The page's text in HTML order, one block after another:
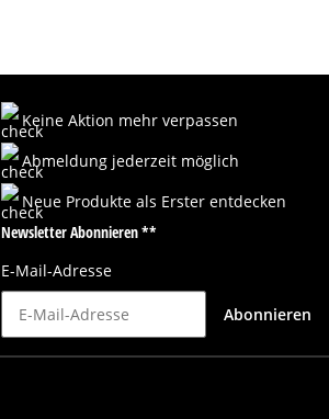
Keine Aktion mehr verpassen
Abmeldung jederzeit möglich
Neue Produkte als Erster entdecken
Newsletter Abonnieren **
E-Mail-Adresse
Abonnieren